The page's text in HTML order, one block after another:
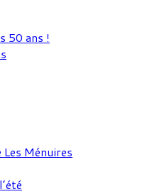
50 ans !
Ménuires